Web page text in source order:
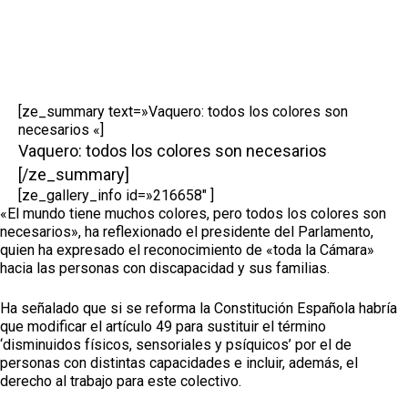
[ze_summary text=»Vaquero: todos los colores son
necesarios «]
Vaquero: todos los colores son necesarios
[/ze_summary]
[ze_gallery_info id=»216658″ ]
«El mundo tiene muchos colores, pero todos los colores son
necesarios», ha reflexionado el presidente del Parlamento,
quien ha expresado el reconocimiento de «toda la Cámara»
hacia las personas con discapacidad y sus familias.
Ha señalado que si se reforma la Constitución Española habría
que modificar el artículo 49 para sustituir el término
‘disminuidos físicos, sensoriales y psíquicos’ por el de
personas con distintas capacidades e incluir, además, el
derecho al trabajo para este colectivo.